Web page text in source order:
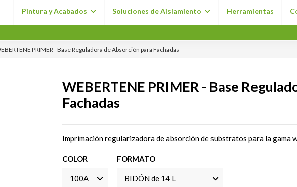
Pintura y Acabados Soluciones de Aislamiento Herramientas
PRIMER - Base Reguladora de Absorción para Fachadas
WEBERTENE PRIMER - Base
Fachadas
Imprimación regularizadora de absorción de substratos para la gama
COLOR FORMATO